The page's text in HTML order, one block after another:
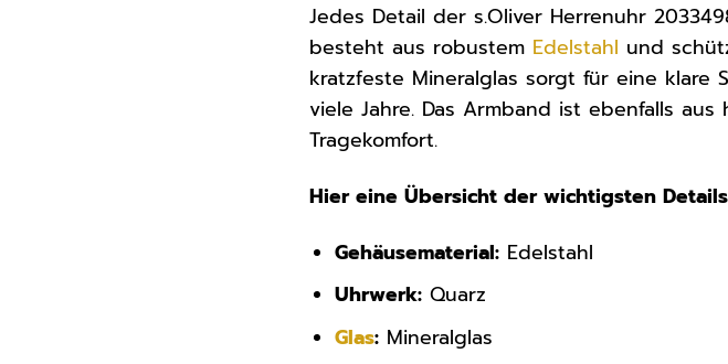
Jedes Detail der s.Oliver Herrenuhr
besteht aus robustem Edelstahl und
kratzfeste Mineralglas sorgt für eine
viele Jahre. Das Armband ist ebenfalls
Tragekomfort.
Hier eine Übersicht der wichtigsten
Gehäusematerial: Edelstahl
Uhrwerk: Quarz
Glas: Mineralglas